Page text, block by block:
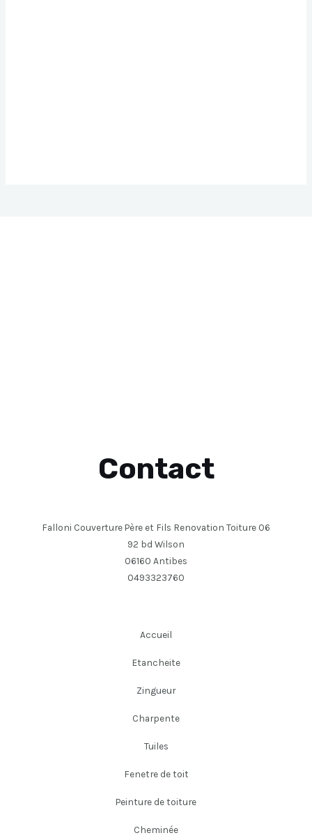
Contact
Falloni Couverture Père et Fils Renovation Toiture 06
92 bd Wilson
06160 Antibes
0493323760
Accueil
Etancheite
Zingueur
Charpente
Tuiles
Fenetre de toit
Peinture de toiture
Cheminée